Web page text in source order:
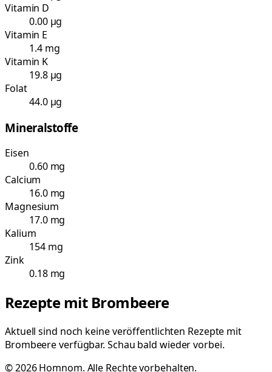
Vitamin D
0.00 µg
Vitamin E
1.4 mg
Vitamin K
19.8 µg
Folat
44.0 µg
Mineralstoffe
Eisen
0.60 mg
Calcium
16.0 mg
Magnesium
17.0 mg
Kalium
154 mg
Zink
0.18 mg
Rezepte mit Brombeere
Aktuell sind noch keine veröffentlichten Rezepte mit
Brombeereverfügbar. Schau bald wieder vorbei.
©2026Homnom. Alle Rechte vorbehalten.